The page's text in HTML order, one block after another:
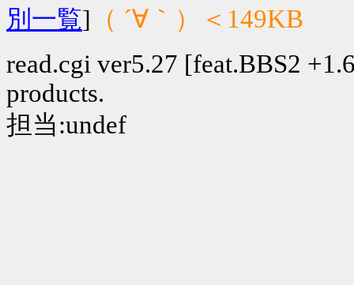
別一覧] （ ´∀｀）＜149KB
read.cgi ver5.27 [feat.BBS2
products.
担当:undef